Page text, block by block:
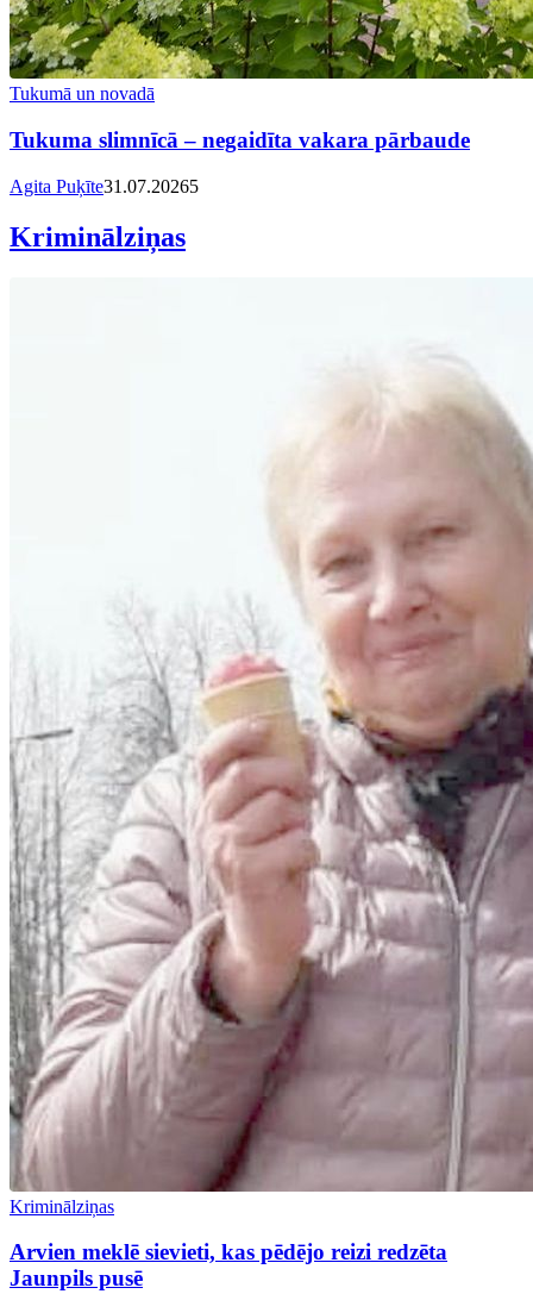
Tukumā un novadā
Tukuma slimnīcā – negaidīta vakara pārbaude
Agita Puķīte31.07.20265
Kriminālziņas
Kriminālziņas
Arvien meklē sievieti, kas pēdējo reizi redzēta
Jaunpils pusē